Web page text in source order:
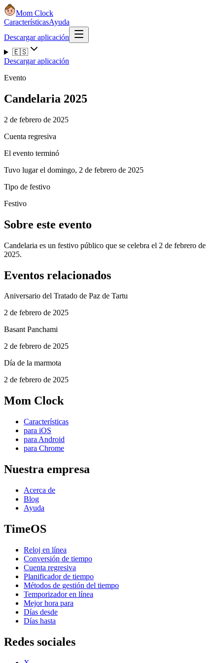
Mom Clock
CaracterísticasAyuda
Descargar aplicación
🇪🇸
Descargar aplicación
Evento
Candelaria 2025
2 de febrero de 2025
Cuenta regresiva
El evento terminó
Tuvo lugar el domingo, 2 de febrero de 2025
Tipo de festivo
Festivo
Sobre este evento
Candelaria es un festivo público que se celebra el 2 de febrero de
2025.
Eventos relacionados
Aniversario del Tratado de Paz de Tartu
2 de febrero de 2025
Basant Panchami
2 de febrero de 2025
Día de la marmota
2 de febrero de 2025
Mom Clock
Características
para iOS
para Android
para Chrome
Nuestra empresa
Acerca de
Blog
Ayuda
TimeOS
Reloj en línea
Conversión de tiempo
Cuenta regresiva
Planificador de tiempo
Métodos de gestión del tiempo
Temporizador en línea
Mejor hora para
Días desde
Días hasta
Redes sociales